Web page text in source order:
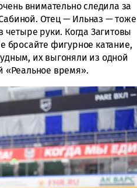
внимательно следила за
Отец — Ильназ — тоже
руки. Когда Загитовы
бросайте фигурное катание,
их выгоняли из одной
«Реальное время».